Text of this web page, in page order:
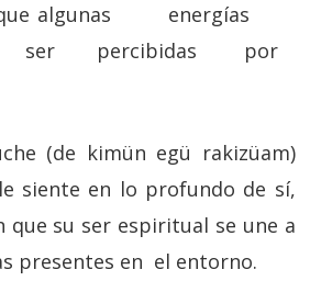
que algunas energías
ser percibidas por
(de kimün egü rakizüam)
siente en lo profundo de sí,
que su ser espiritual se une a
presentes en el entorno.